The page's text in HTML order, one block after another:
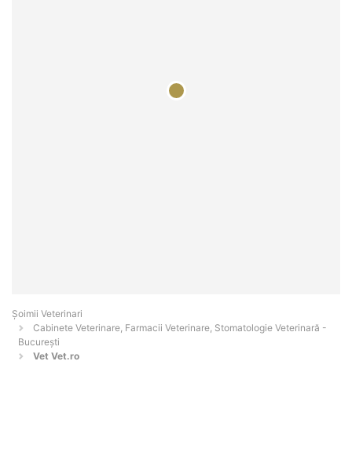
Șoimii Veterinari
Cabinete Veterinare, Farmacii Veterinare, Stomatologie Veterinară -
Bucureşti
Vet Vet.ro